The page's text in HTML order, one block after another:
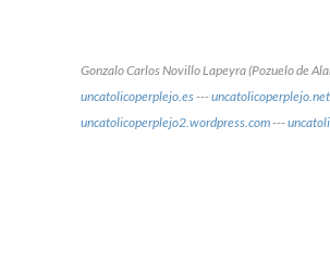
Gonzalo Carlos Novillo Lapeyra (Pozuelo de
uncatolicoperplejo.es---uncatolicoperplejo.net
uncatolicoperplejo2.wordpress.com---